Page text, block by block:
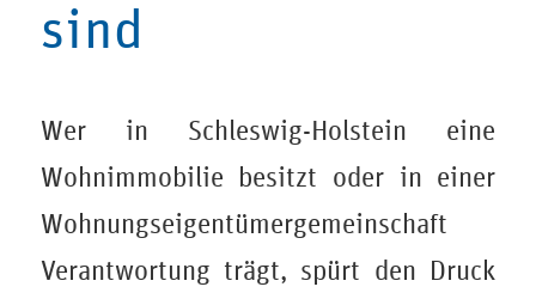
sind
Wer in Schleswig-Holstein eine
Wohnimmobilie besitzt oder in einer
Wohnungseigentümergemeinschaft
Verantwortung trägt, spürt den Druck